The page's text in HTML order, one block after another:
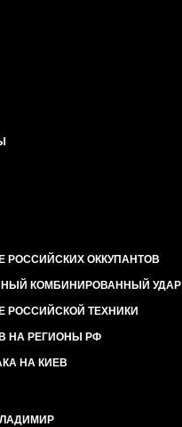
РОССИЙСКИХ ОККУПАНТОВ
КОМБИНИРОВАННЫЙ УДАР
РОССИЙСКОЙ ТЕХНИКИ
НА РЕГИОНЫ РФ
НА КИЕВ